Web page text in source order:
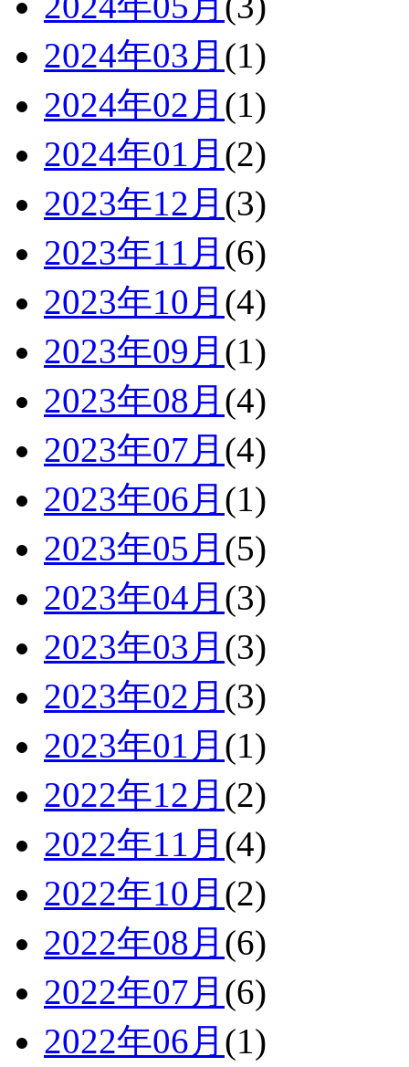
2024年03月 (1)
2024年02月 (1)
2024年01月 (2)
2023年12月 (3)
2023年11月 (6)
2023年10月 (4)
2023年09月 (1)
2023年08月 (4)
2023年07月 (4)
2023年06月 (1)
2023年05月 (5)
2023年04月 (3)
2023年03月 (3)
2023年02月 (3)
2023年01月 (1)
2022年12月 (2)
2022年11月 (4)
2022年10月 (2)
2022年08月 (6)
2022年07月 (6)
2022年06月 (1)